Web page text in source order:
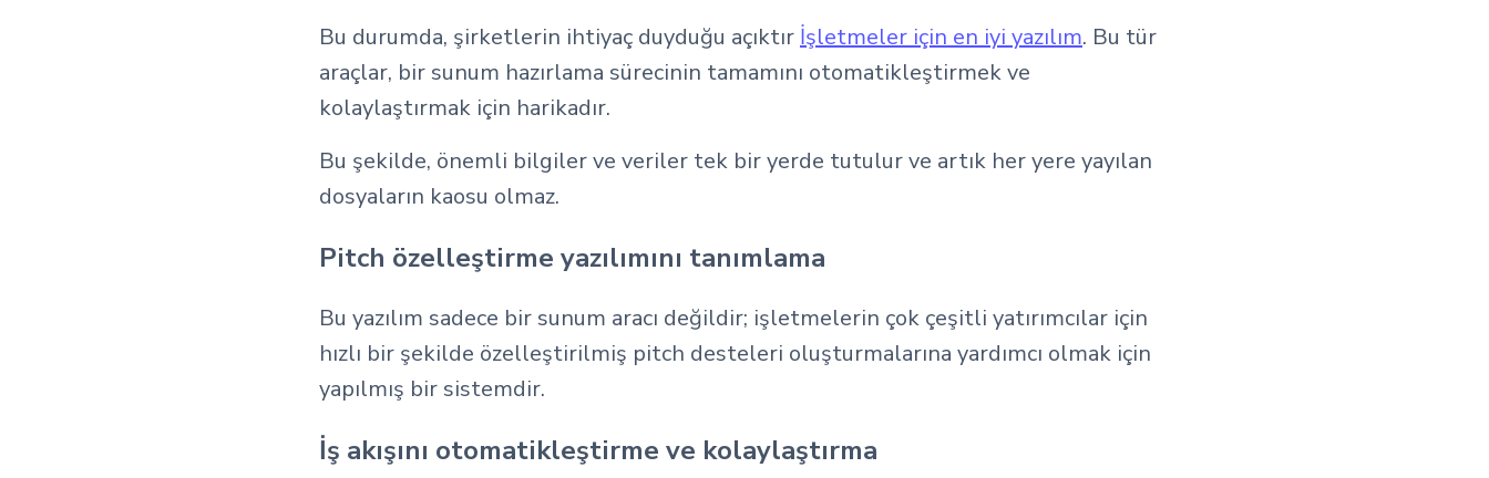
Bu durumda, şirketlerin ihtiyaç duyduğu açıktır İşletmeler için en iyi yazılım. Bu tür
araçlar, bir sunum hazırlama sürecinin tamamını otomatikleştirmek ve
kolaylaştırmak için harikadır.
Bu şekilde, önemli bilgiler ve veriler tek bir yerde tutulur ve artık her yere yayılan
dosyaların kaosu olmaz.
Pitch özelleştirme yazılımını tanımlama
Bu yazılım sadece bir sunum aracı değildir; işletmelerin çok çeşitli yatırımcılar için
hızlı bir şekilde özelleştirilmiş pitch desteleri oluşturmalarına yardımcı olmak için
yapılmış bir sistemdir.
İş akışını otomatikleştirme ve kolaylaştırma